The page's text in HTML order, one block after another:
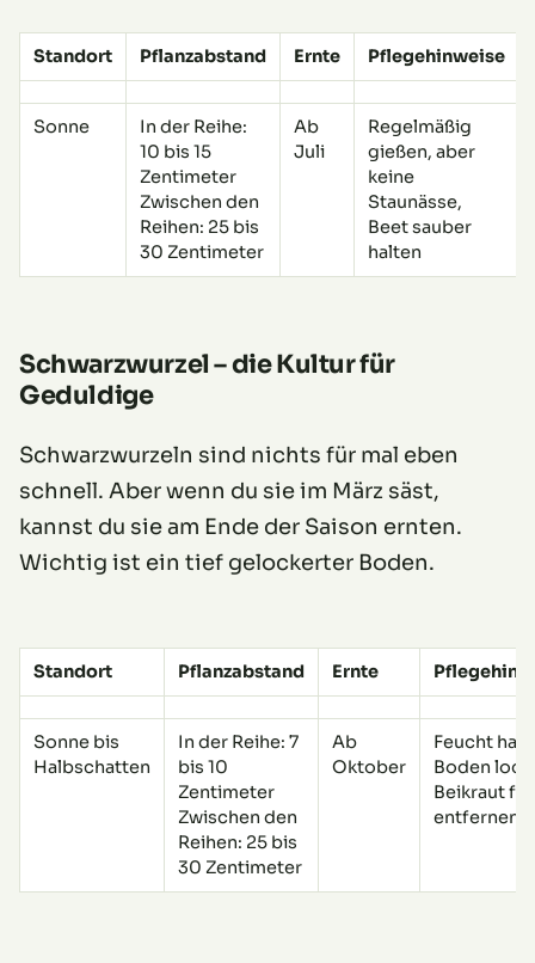
Standort Pflanzabstand Ernte Pflegehinweise
Sonne
In der Reihe:
10 bis 15
Zentimeter
Zwischen den
Reihen: 25 bis
30 Zentimeter
Ab
Juli
Regelmäßig
gießen, aber
keine
Staunässe,
Beet sauber
halten
Schwarzwurzel – die Kultur für
Geduldige
Schwarzwurzeln sind nichts für mal eben
schnell. Aber wenn du sie im März säst,
kannst du sie am Ende der Saison ernten.
Wichtig ist ein tief gelockerter Boden.
Standort Pflanzabstand Ernte
Sonne bis
Halbschatten
In der Reihe: 7
bis 10
Zentimeter
Zwischen den
Reihen: 25 bis
30 Zentimeter
Ab
Oktober
Feucht
Boden
Beikraut
entfernen